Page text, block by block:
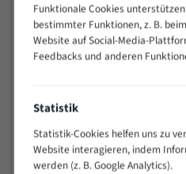
> 500
0,75/1,25
Vorteile:
Vielseitiges
Widerstandsfähig
wechselnde
Sehr geringe Vibration
Funktionale Cookies
bestimmter Funktionen, z. B.
Website auf Social-Media-
Feedbacks und anderen
Statistik
Statistik-Cookies helfen uns zu
Website interagieren, indem
werden (z. B. Google Analytics).